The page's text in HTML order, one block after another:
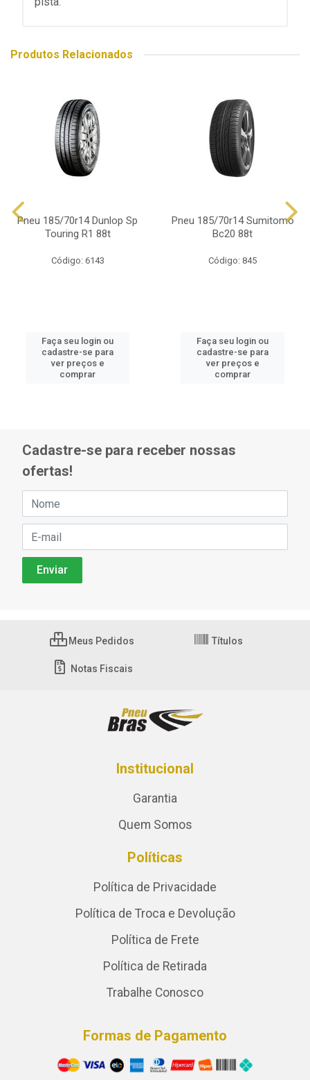
Produtos Relacionados
Pneu 185/70r14 Dunlop Sp
Touring R1 88t
Código: 6143
Faça seu login ou
cadastre-se para
ver preços e
comprar
Pneu 185/70r14 Sumitomo
Bc20 88t
Código: 845
Faça seu login ou
cadastre-se para
ver preços e
comprar
Cadastre-se para receber nossas
ofertas!
Meus Pedidos Títulos
Notas Fiscais
Institucional
Garantia
Quem Somos
Políticas
Política de Privacidade
Política de Troca e Devolução
Política de Frete
Política de Retirada
Trabalhe Conosco
Formas de Pagamento